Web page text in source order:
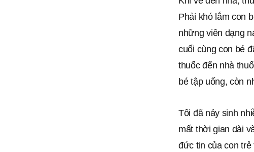
Phải khó lắm con
những viên dạng
cuối cùng con bé
thuốc đến nhà
bé tập uống, còn
Tôi đã nảy sinh
mất thời gian dài
đức tin của con